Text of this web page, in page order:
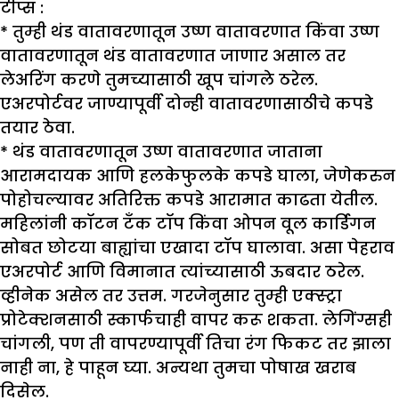
टीप्स :
* तुम्ही थंड वातावरणातून उष्ण वातावरणात किंवा उष्ण
वातावरणातून थंड वातावरणात जाणार असाल तर
लेअरिंग करणे तुमच्यासाठी खूप चांगले ठरेल.
एअरपोर्टवर जाण्यापूर्वी दोन्ही वातावरणासाठीचे कपडे
तयार ठेवा.
* थंड वातावरणातून उष्ण वातावरणात जाताना
आरामदायक आणि हलकेफुलके कपडे घाला, जेणेकरुन
पोहोचल्यावर अतिरिक्त कपडे आरामात काढता येतील.
महिलांनी कॉटन टँक टॉप किंवा ओपन वूल कार्डिगन
सोबत छोटया बाह्यांचा एखादा टॉप घालावा. असा पेहराव
एअरपोर्ट आणि विमानात त्यांच्यासाठी ऊबदार ठरेल.
व्हीनेक असेल तर उत्तम. गरजेनुसार तुम्ही एक्स्ट्रा
प्रोटेक्शनसाठी स्कार्फचाही वापर करू शकता. लेगिंग्सही
चांगली, पण ती वापरण्यापूर्वी तिचा रंग फिकट तर झाला
नाही ना, हे पाहून घ्या. अन्यथा तुमचा पोषाख खराब
दिसेल.